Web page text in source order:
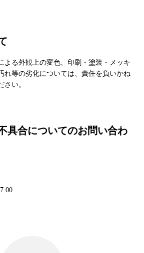
よる外観上の変色、印刷・塗装・メッキ
れ等の劣化については、責任を負いかね
さい。
具合についてのお問い合わ